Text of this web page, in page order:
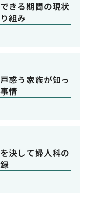
きる期間の現状
組み
惑う家族が知っ
情
決して婦人科の